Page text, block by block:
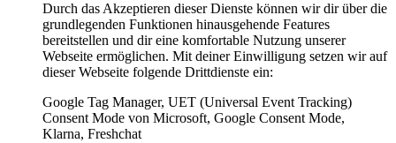
Durch das Akzeptieren dieser Dienste können wir dir über die
grundlegenden Funktionen hinausgehende Features
bereitstellen und dir eine komfortable Nutzung unserer
Webseite ermöglichen. Mit deiner Einwilligung setzen wir auf
dieser Webseite folgende Drittdienste ein:
Google Tag Manager, UET (Universal Event Tracking)
Consent Mode von Microsoft, Google Consent Mode,
Klarna, Freshchat